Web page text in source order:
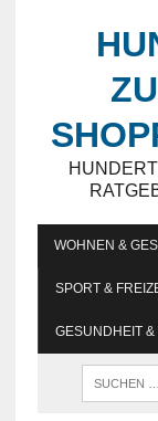
WOHNEN &
SPORT &
GESUNDHEIT